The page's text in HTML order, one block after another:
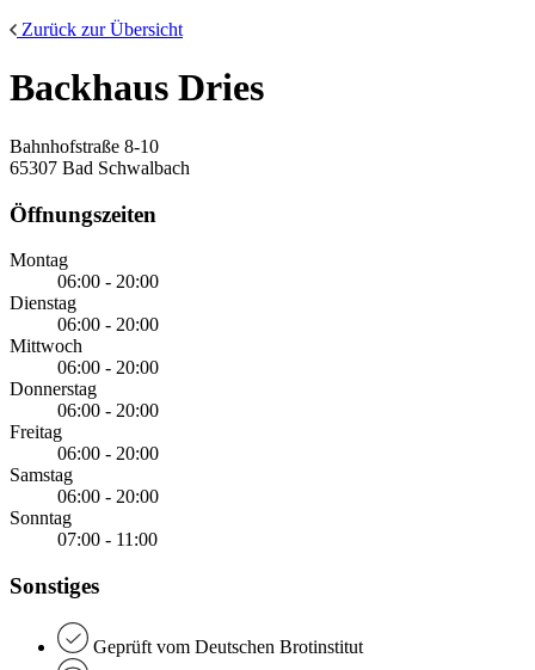
Zurück zur Übersicht
Backhaus Dries
Bahnhofstraße 8-10
65307 Bad Schwalbach
Öffnungszeiten
Montag
06:00 - 20:00
Dienstag
06:00 - 20:00
Mittwoch
06:00 - 20:00
Donnerstag
06:00 - 20:00
Freitag
06:00 - 20:00
Samstag
06:00 - 20:00
Sonntag
07:00 - 11:00
Sonstiges
Geprüft vom Deutschen Brotinstitut